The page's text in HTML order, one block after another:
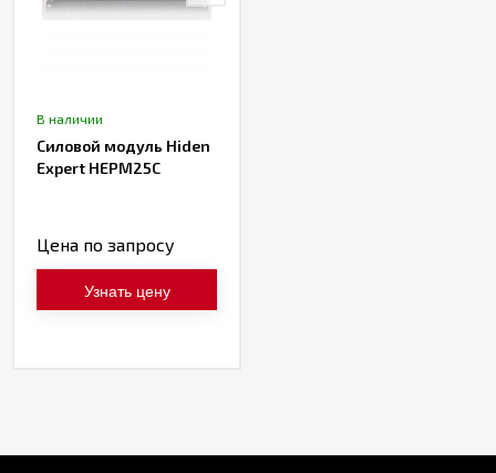
В наличии
Силовой модуль Hiden
Expert HEPM25C
Цена по запросу
Узнать цену